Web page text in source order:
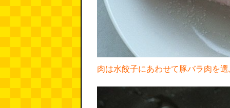
肉は水餃子にあわせて豚バラ肉を選